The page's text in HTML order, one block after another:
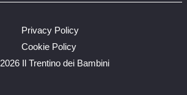
2026 Il Trentino dei Bambini
Privacy Policy
Cookie Policy